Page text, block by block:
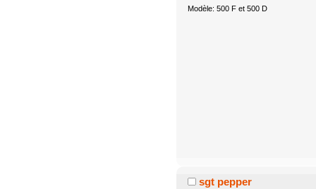
Modèle: 500 F et 500 D
sgt pepper